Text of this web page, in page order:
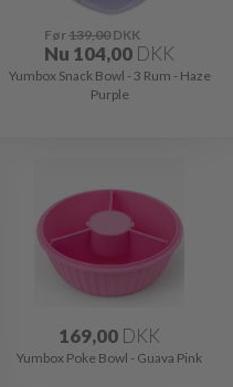
Før139,00 DKK
Nu 104,00 DKK
Yumbox Snack Bowl - 3 Rum - Haze
Purple
169,00 DKK
Yumbox Poke Bowl - Guava Pink